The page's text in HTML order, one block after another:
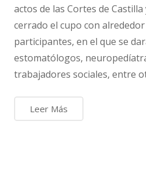
actos de las Cortes de
cerrado el cupo con
participantes, en el que se
estomatólogos,
trabajadores sociales, entre
Leer Más